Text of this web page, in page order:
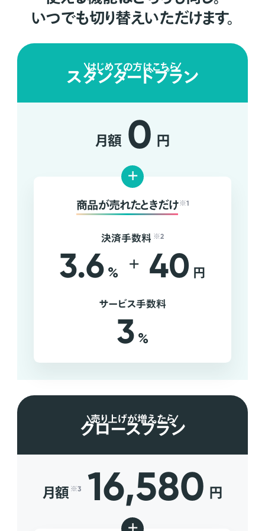
いつでも切り替えいただけます。
はじめての方はこちら
スタンダードプラン
月額 0 円
+
商品が売れたときだけ ※1
決済手数料 ※2
3.6 % + 40 円
サービス手数料
3 %
売り上げが増えたら
グロースプラン
月額 ※3 16,580 円